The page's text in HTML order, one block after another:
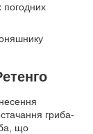
погодних
гриба-
що